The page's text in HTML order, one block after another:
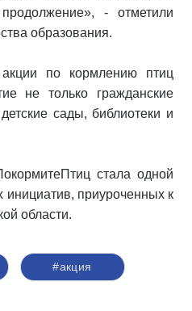
- отметили
образования.
по кормлению птиц
не только гражданские
сады, библиотеки и
стала одной
приуроченных к
области.
#акция